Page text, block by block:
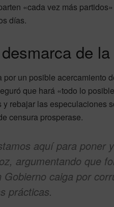
«cada vez más
días.
de
por un posible
que hará «todo lo
y rebajar las especulaciones
censura prosperase.
aquí para poner
argumentando que
Gobierno caiga por
prácticas.